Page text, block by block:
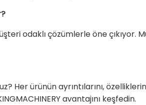
odaklı çözümlerle öne çıkıyor.
Her ürünün ayrıntılarını,
avantajını keşfedin.